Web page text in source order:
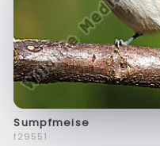
Sumpfmeise
f29551